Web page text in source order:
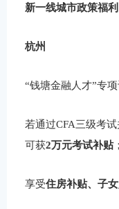
新一线城市政策福利
杭州
“钱塘金融人才”专
若通过CFA三级考
可获2万元考试补贴；
享受住房补贴、子